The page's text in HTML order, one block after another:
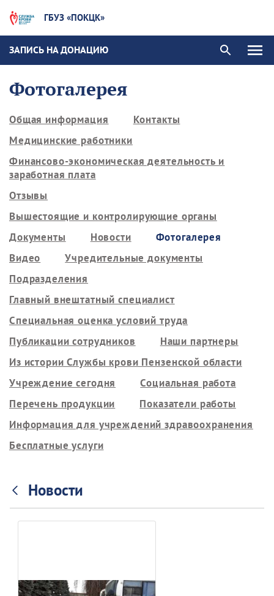
ГБУЗ «ПОКЦК»
ЗАПИСЬ НА ДОНАЦИЮ
Фотогалерея
Общая информация
Контакты
Медицинские работники
Финансово-экономическая деятельность и
заработная плата
Отзывы
Вышестоящие и контролирующие органы
Документы
Новости
Фотогалерея
Видео
Учредительные документы
Подразделения
Главный внештатный специалист
Специальная оценка условий труда
Публикации сотрудников
Наши партнеры
Из истории Службы крови Пензенской области
Учреждение сегодня
Социальная работа
Перечень продукции
Показатели работы
Информация для учреждений здравоохранения
Бесплатные услуги
Новости